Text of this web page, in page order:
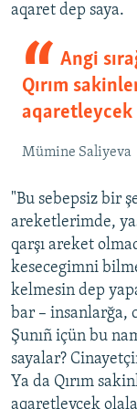
aqaret dep saya.
Angi
Qırım
aqaretleycek
Mümine Saliyeva
"Bu sebepsiz bir
areketlerimde,
qarşı areket
kesecegimni
kelmesin dep
bar – insanlarğa,
Şunıñ içün bu
sayalar?
Ya da Qırım
aqaretleycek